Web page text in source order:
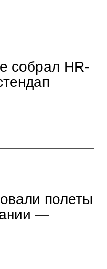
собрал HR-
полеты
—